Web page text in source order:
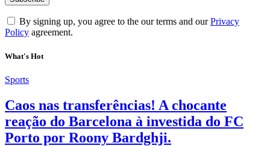
By signing up, you agree to the our terms and ourPrivacy
Policy agreement.
What's Hot
Sports
Caos nas transferências! A chocante
reação do Barcelona à investida do FC
Porto por Roony Bardghji.